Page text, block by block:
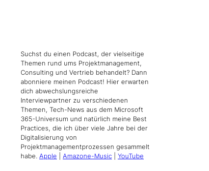
Suchst du einen Podcast, der vielseitige
Themen rund ums Projektmanagement,
Consulting und Vertrieb behandelt? Dann
abonniere meinen Podcast! Hier erwarten
dich abwechslungsreiche
Interviewpartner zu verschiedenen
Themen, Tech-News aus dem Microsoft
365-Universum und natürlich meine Best
Practices, die ich über viele Jahre bei der
Digitalisierung von
Projektmanagementprozessen gesammelt
habe. Apple Amazone-Music YouTube